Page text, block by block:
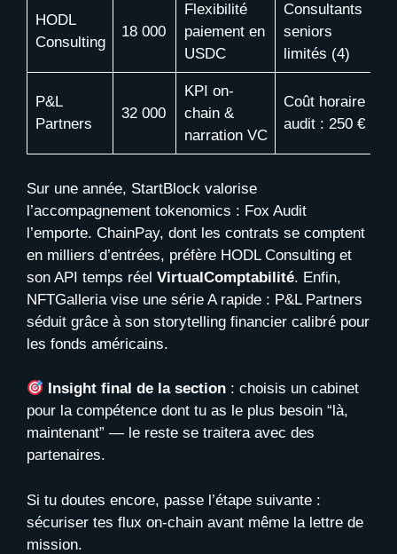
HODL
Consulting
18 000
Flexibilité
paiement en
USDC
Consultants
seniors
limités (4)
P&L
Partners
32 000
KPI on-
chain &
narration VC
Coût horaire
audit : 250 €
Sur une année, StartBlock valorise
l’accompagnement tokenomics : Fox Audit
l’emporte. ChainPay, dont les contrats se comptent
en milliers d’entrées, préfère HODL Consulting et
son API temps réel VirtualComptabilité. Enfin,
NFTGalleria vise une série A rapide : P&L Partners
séduit grâce à son storytelling financier calibré pour
les fonds américains.
Insight final de la section : choisis un cabinet
pour la compétence dont tu as le plus besoin “là,
maintenant” — le reste se traitera avec des
partenaires.
Si tu doutes encore, passe l’étape suivante :
sécuriser tes flux on-chain avant même la lettre de
mission.